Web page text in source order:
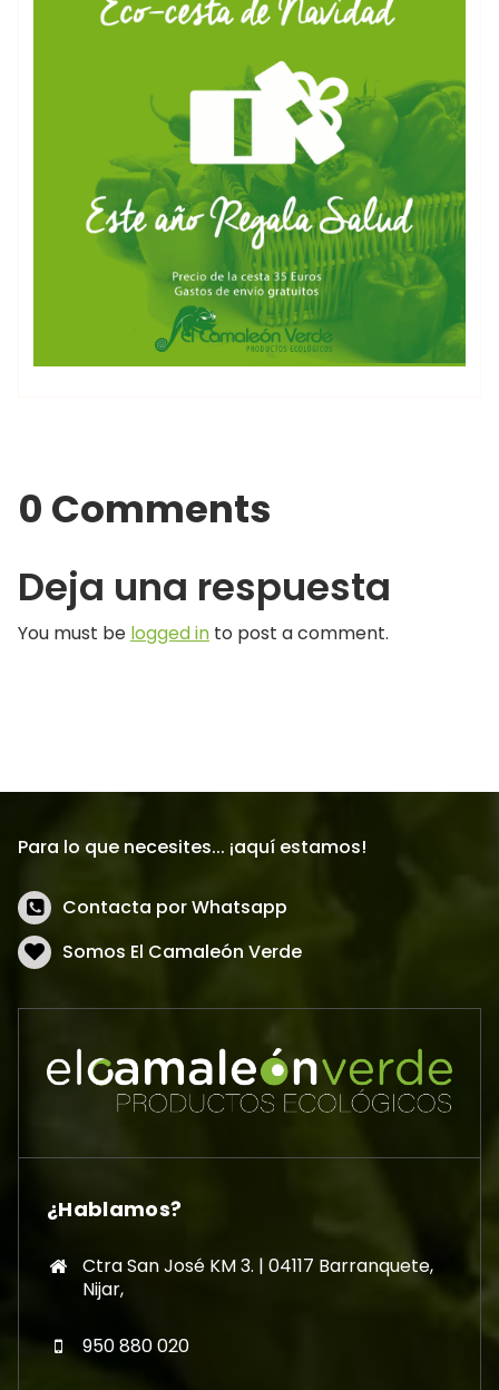
0 Comments
Deja una respuesta
You must be logged in to post a comment.
Para lo que necesites... ¡aquí estamos!
Contacta por Whatsapp
Somos El Camaleón Verde
¿Hablamos?
Ctra San José KM 3. | 04117 Barranquete,
Nijar,
950 880 020